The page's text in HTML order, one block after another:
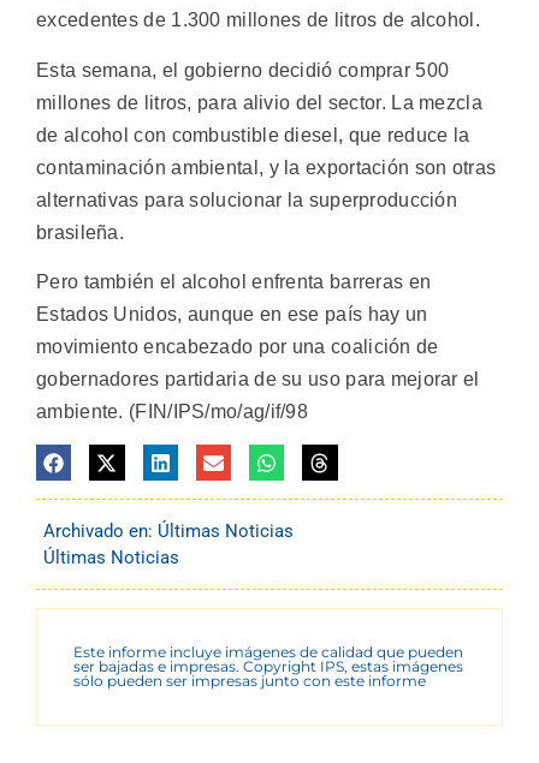
excedentes de 1.300 millones de litros de alcohol.
Esta semana, el gobierno decidió comprar 500
millones de litros, para alivio del sector. La mezcla
de alcohol con combustible diesel, que reduce la
contaminación ambiental, y la exportación son otras
alternativas para solucionar la superproducción
brasileña.
Pero también el alcohol enfrenta barreras en
Estados Unidos, aunque en ese país hay un
movimiento encabezado por una coalición de
gobernadores partidaria de su uso para mejorar el
ambiente. (FIN/IPS/mo/ag/if/98
Archivado en: Últimas Noticias
Últimas Noticias
Este informe incluye imágenes de calidad que pueden
ser bajadas e impresas. Copyright IPS, estas imágenes
sólo pueden ser impresas junto con este informe